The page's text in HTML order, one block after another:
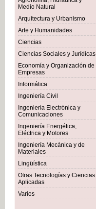
Medio Natural
Arquitectura y Urbanismo
Arte y Humanidades
Ciencias
Ciencias Sociales y Jurídicas
Economía y Organización de
Empresas
Informática
Ingeniería Civil
Ingeniería Electrónica y
Comunicaciones
Ingeniería Energética,
Eléctrica y Motores
Ingeniería Mecánica y de
Materiales
Lingüística
Otras Tecnologías y Ciencias
Aplicadas
Varios